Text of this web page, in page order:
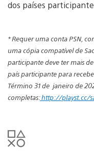
dos países
* Requer uma conta PSN,
uma cópia compatível de
participante deve ter mais
país participante para
Término 31 de janeiro de
completas:http://playst.cc/